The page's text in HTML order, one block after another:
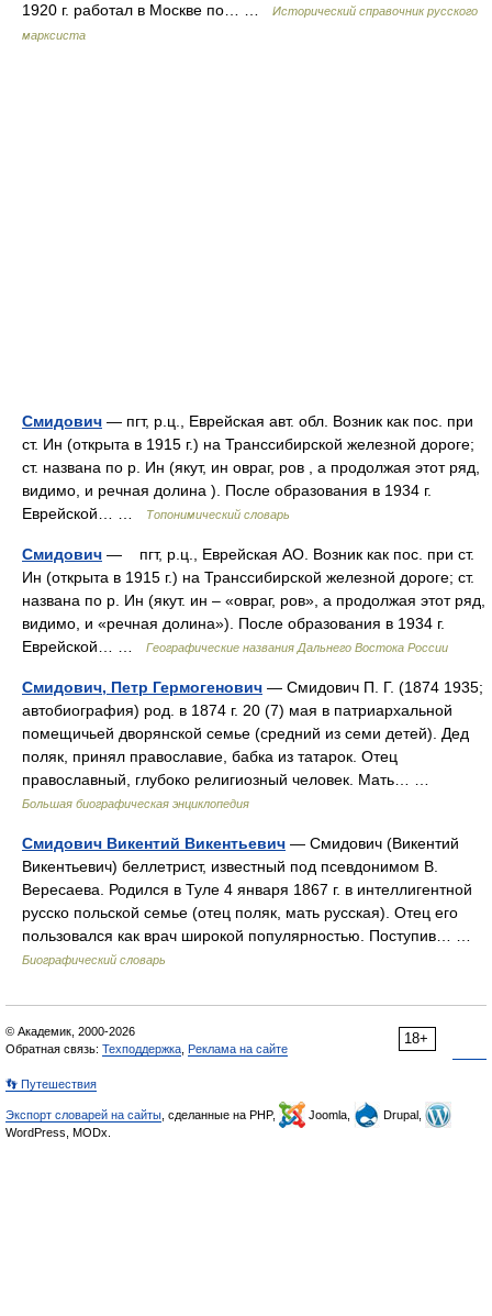
1920 г. работал в Москве по… …
Исторический справочник русского
марксиста
Смидович — пгт, р.ц., Еврейская авт. обл. Возник как пос. при
ст. Ин (открыта в 1915 г.) на Транссибирской железной дороге;
ст. названа по р. Ин (якут, ин овраг, ров , а продолжая этот ряд,
видимо, и речная долина ). После образования в 1934 г.
Еврейской… …
Топонимический словарь
Смидович — пгт, р.ц., Еврейская АО. Возник как пос. при ст.
Ин (открыта в 1915 г.) на Транссибирской железной дороге; ст.
названа по р. Ин (якут. ин – «овраг, ров», а продолжая этот ряд,
видимо, и «речная долина»). После образования в 1934 г.
Еврейской… …
Географические названия Дальнего Востока России
Смидович, Петр Гермогенович — Смидович П. Г. (1874 1935;
автобиография) род. в 1874 г. 20 (7) мая в патриархальной
помещичьей дворянской семье (средний из семи детей). Дед
поляк, принял православие, бабка из татарок. Отец
православный, глубоко религиозный человек. Мать… …
Большая биографическая энциклопедия
Смидович Викентий Викентьевич — Смидович (Викентий
Викентьевич) беллетрист, известный под псевдонимом В.
Вересаева. Родился в Туле 4 января 1867 г. в интеллигентной
русско польской семье (отец поляк, мать русская). Отец его
пользовался как врач широкой популярностью. Поступив… …
Биографический словарь
18+
© Академик, 2000-2026
Обратная связь: Техподдержка Реклама на сайте
👣 Путешествия
Экспорт словарей на сайты , сделанные на PHP, Joomla,
Drupal,
WordPress, MODx.